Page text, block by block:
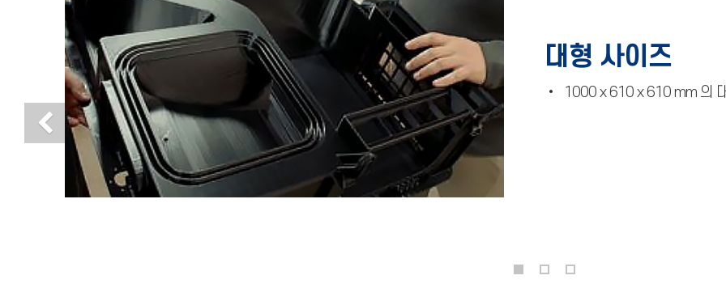
대형 사이즈
• 1000 x 610 x 610 mm 의
Previous